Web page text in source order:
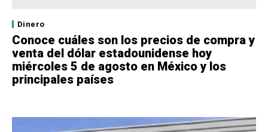
Dinero
Conoce cuáles son los precios de compra y
venta del dólar estadounidense hoy
miércoles 5 de agosto en México y los
principales países